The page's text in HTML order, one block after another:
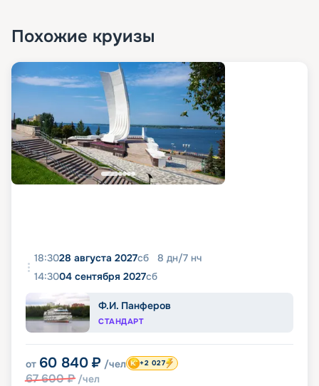
Похожие круизы
18:3028 августа 2027сб 8 дн/7 нч
14:3004 сентября 2027сб
Ф.И. Панферов
СТАНДАРТ
от 60 840 ₽ /чел
67 600₽ /чел
+2 027